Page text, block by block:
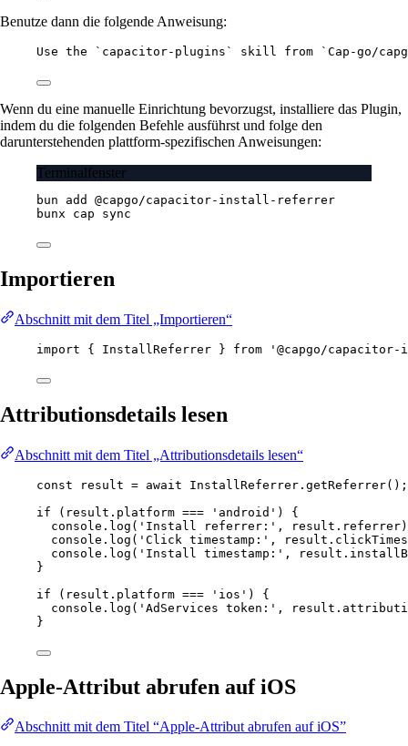
Benutze dann die folgende Anweisung:
Use the `capacitor-plugins` skill from `Cap-go/
Wenn du eine manuelle Einrichtung bevorzugst, installiere das Plugin,
indem du die folgenden Befehle ausführst und folge den
darunterstehenden plattform-spezifischen Anweisungen:
Terminalfenster
bun add
@capgo/capacitor-install-referrer
bunx
cap sync
Importieren
Abschnitt mit dem Titel „Importieren“
import { InstallReferrer } from '@capgo/
Attributionsdetails lesen
Abschnitt mit dem Titel „Attributionsdetails lesen“
const result = await InstallReferrer. getReferrer();
if (result.platform === 'android' ) {
console. log ( 'Install referrer:' ,
console. log ( 'Click timestamp:' ,
console. log ( 'Install timestamp:' ,
}
if (result.platform === 'ios' ) {
console. log ( 'AdServices token:' ,
}
Apple-Attribut abrufen auf iOS
Abschnitt mit dem Titel “Apple-Attribut abrufen auf iOS”